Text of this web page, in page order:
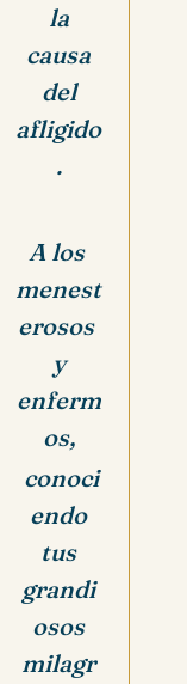
la
causa
del
afligido
.
A los
menest
erosos
y
enferm
os,
conoci
endo
tus
grandi
osos
milagr